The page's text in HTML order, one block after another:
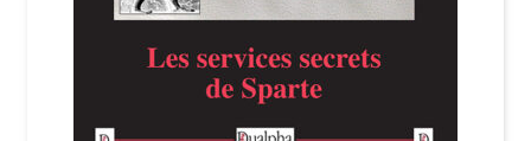
Soutien à Philippe Randa
Suivi de la Commande